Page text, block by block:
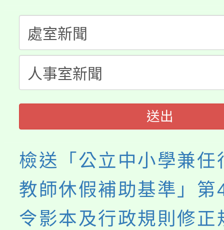
半價優惠，詳情可洽有
者。
份教師研習
淨零綠生活教案入校路
會
115年食農教育專業人
程
送出
檢送「公立中小學兼任
教師休假補助基準」第
令影本及行政規則修正